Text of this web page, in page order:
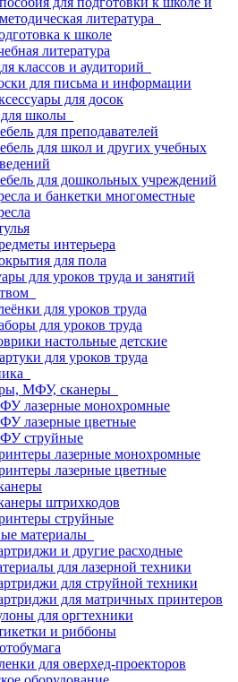
литература
к школе
литература
классов и аудиторий
для письма и информации
для досок
школы
для преподавателей
для школ и других учебных
для дошкольных учреждений
и банкетки многоместные
интерьера
для пола
для уроков труда и занятий
для уроков труда
для уроков труда
настольные детские
для уроков труда
МФУ, сканеры
лазерные монохромные
лазерные цветные
струйные
лазерные монохромные
лазерные цветные
штрихкодов
струйные
материалы
и другие расходные
для лазерной техники
для струйной техники
для матричных принтеров
для оргтехники
и риббоны
для оверхед-проекторов